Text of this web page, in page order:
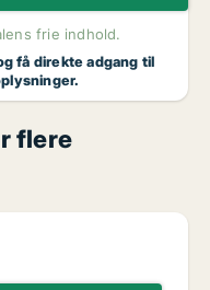
frie indhold.
få direkte adgang til
flere